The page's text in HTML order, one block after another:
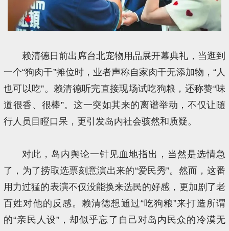
赖清德日前出席台北宠物用品展开幕典礼，当逛到
一个“狗肉干”摊位时，业者声称自家肉干无添加物，“人
也可以吃”。赖清德听完直接现场试吃狗粮，还称赞“味
道很香、很棒”。这一突如其来的离谱举动，不仅让随
行人员目瞪口呆，更引发岛内社会骇然和质疑。
对此，岛内舆论一针见血地指出，当然是选情急
了，为了捞取选票刻意演出来的“爱民秀”。然而，这番
用力过猛的表演不仅没能换来选民的好感，更加剧了老
百姓对他的反感。赖清德想通过“吃狗粮”来打造所谓
的“亲民人设”，却似乎忘了自己对岛内民众的冷漠无